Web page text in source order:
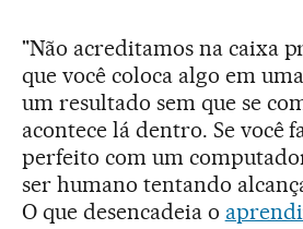
"Não acreditamos na caixa
que você coloca algo em
um resultado sem que se
acontece lá dentro. Se você
perfeito com um
ser humano tentando
O que desencadeia o